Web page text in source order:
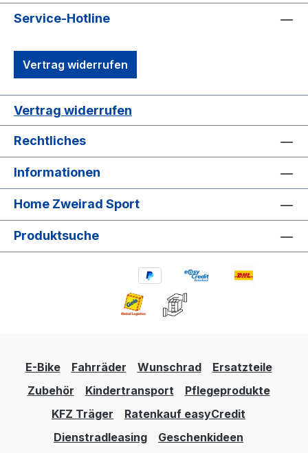
Service-Hotline
Vertrag widerrufen
Vertrag widerrufen
Rechtliches
Informationen
Home Zweirad Sport
Produktsuche
E-Bike Fahrräder Wunschrad
Ersatzteile
Zubehör
Kindertransport
Pflegeprodukte
KFZ Träger
Ratenkauf easyCredit
Dienstradleasing
Geschenkideen